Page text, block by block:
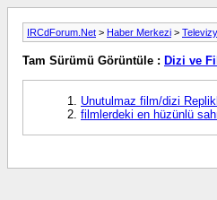
IRCdForum.Net > Haber Merkezi >
Tam Sürümü Görüntüle : Dizi ve
Unutulmaz film/dizi
filmlerdeki en hüzünlü